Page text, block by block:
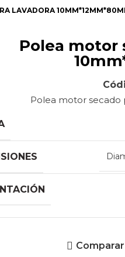
LAVADORA
Polea motor secado para lavadora
Polea motor secado
Comparar